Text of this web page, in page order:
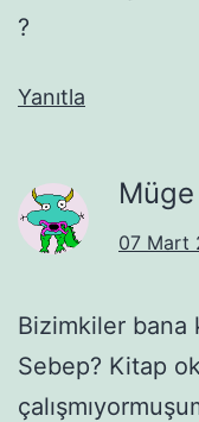
?
Yanıtla
Müge
07 Mart
Bizimkiler bana
Sebep? Kitap